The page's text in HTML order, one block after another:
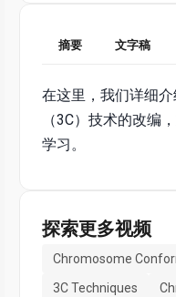
摘要 文字稿
在这里，我们详细
（3C）技术的改编
学习。
探索更多视频
Chromosome
3C Techniques